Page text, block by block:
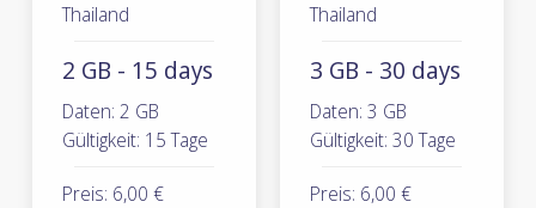
Thailand
2 GB - 15 days
Daten: 2 GB
Gültigkeit: 15 Tage
Preis: 6,00 €
Thailand
3 GB - 30 days
Daten: 3 GB
Gültigkeit: 30 Tage
Preis: 6,00 €